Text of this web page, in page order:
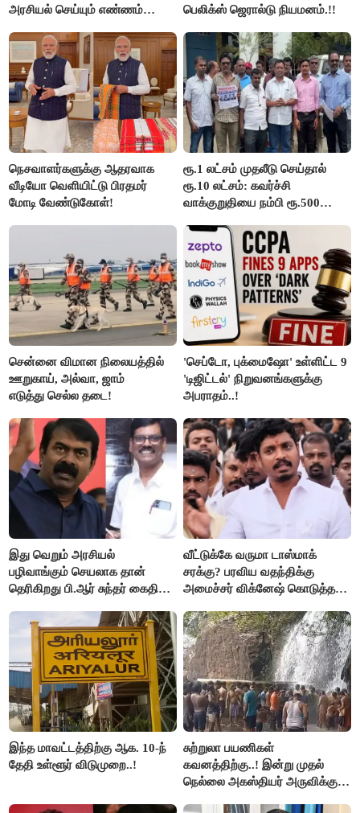
அரசியல் செய்யும் எண்ணம்
விஜய் பதில்!
பெலிக்ஸ் ஜெரால்டு நியமனம்.!!
நெசவாளர்களுக்கு ஆதரவாக
வீடியோ வெளியிட்டு பிரதமர்
மோடி வேண்டுகோள்!
ரூ.1 லட்சம் முதலீடு செய்தால்
ரூ.10 லட்சம்: கவர்ச்சி
வாக்குறுதியை நம்பி ரூ.500
மக்கள்!
சென்னை விமான நிலையத்தில்
ஊறுகாய், அல்வா, ஜாம்
எடுத்து செல்ல தடை!
'செப்டோ, புக்மைஷோ' உள்ளிட்ட 9
'டிஜிட்டல்' நிறுவனங்களுக்கு
அபராதம்..!
இது வெறும் அரசியல்
பழிவாங்கும் செயலாக தான்
தெரிகிறது பி.ஆர் சுந்தர் கைதிற்கு
வீட்டுக்கே வருமா டாஸ்மாக்
சரக்கு? பரவிய வதந்திக்கு
அமைச்சர் விக்னேஷ் கொடுத்த
இந்த மாவட்டத்திற்கு ஆக. 10-ந்
தேதி உள்ளூர் விடுமுறை..!
சுற்றுலா பயணிகள்
கவனத்திற்கு..! இன்று முதல்
நெல்லை அகஸ்தியர் அருவிக்கு